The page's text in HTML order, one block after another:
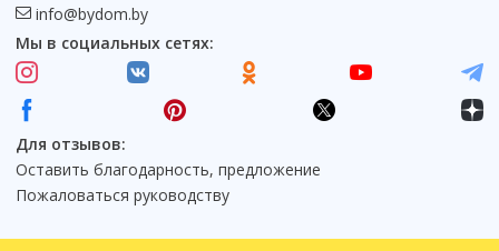
info@bydom.by
Мы в социальных сетях:
Для отзывов:
Оставить благодарность, предложение
Пожаловаться руководству